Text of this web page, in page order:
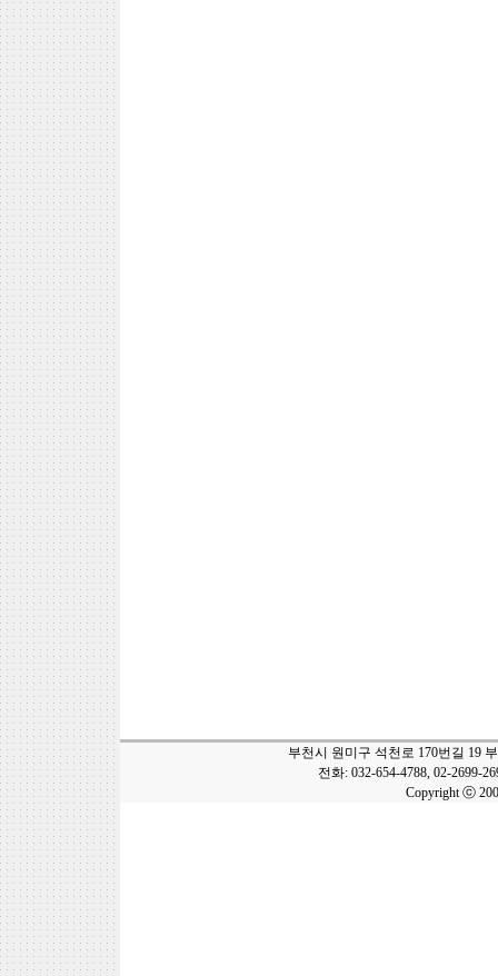
부천시 원미구 석천로 170번길 19
전화: 032-654-4788, 02-2699-
Copyright ⓒ